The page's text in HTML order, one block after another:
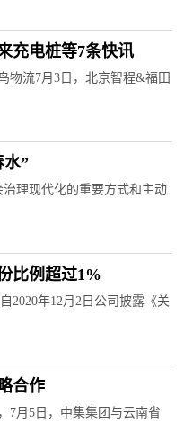
充电桩等7条快讯
物流7月3日，北京智程&福田
水”
理现代化的重要方式和主动
比例超过1%
2020年12月2日公司披露《关
合作
7月5日，中集集团与云南省